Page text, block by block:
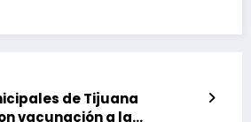
de Tijuana
vacunación a la